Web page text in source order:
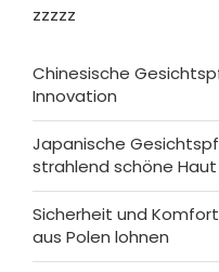
zzzzz
Chinesische
Innovation
Japanische
strahlend schöne Haut
Sicherheit und
aus Polen lohnen